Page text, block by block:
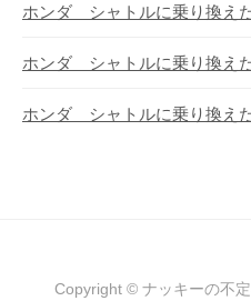
ホンダ シャトルに乗り換え
ホンダ シャトルに乗り換え
ホンダ シャトルに乗り換え
Copyright © ナッキーの不